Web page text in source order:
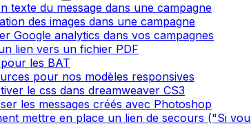
texte du message dans une campagne
des images dans une campagne
Google analytics dans vos campagnes
lien vers un fichier PDF
les BAT
pour nos modèles responsives
le css dans dreamweaver CS3
les messages créés avec Photoshop
mettre en place un lien de secours ("Si